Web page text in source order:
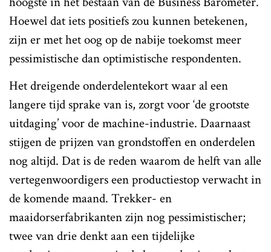
Hoewel dat iets positiefs zou kunnen betekenen,
zijn er met het oog op de nabije toekomst meer
pessimistische dan optimistische respondenten.
Het dreigende onderdelentekort waar al een
langere tijd sprake van is, zorgt voor ‘de grootste
uitdaging’ voor de machine-industrie. Daarnaast
stijgen de prijzen van grondstoffen en onderdelen
nog altijd. Dat is de reden waarom de helft van alle
vertegenwoordigers een productiestop verwacht in
de komende maand. Trekker- en
maaidorserfabrikanten zijn nog pessimistischer;
twee van drie denkt aan een tijdelijke